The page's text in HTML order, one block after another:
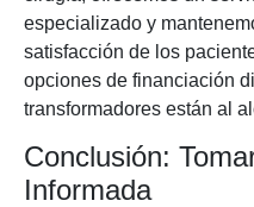
especializado y
satisfacción de los
opciones de financiación
transformadores están al
Conclusión:
Informada